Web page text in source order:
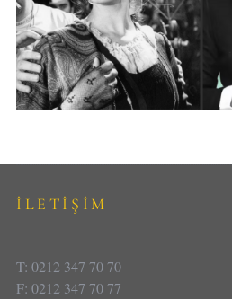
İLETİŞİM
T: 0212 347 70 70
F: 0212 347 70 77